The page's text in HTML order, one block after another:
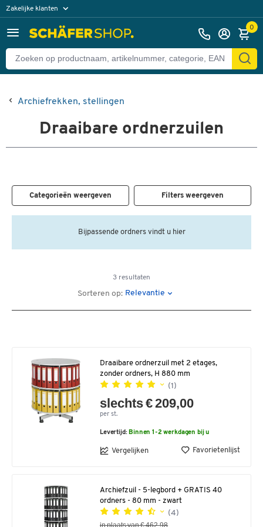
Zakelijke klanten
Particuliere klanten 0
Archiefrekken, stellingen
Draaibare ordnerzuilen
Categorieën weergeven Filters weergeven
Bijpassende ordners vindt u hier
3 resultaten
Sorteren op: Relevantie
Draaibare ordnerzuil met 2 etages,
zonder ordners, H 880 mm
(1)
slechts € 209,00
per st.
Levertijd: Binnen 1-2 werkdagen bij u
Vergelijken Favorietenlijst
Archiefzuil - 5-legbord + GRATIS 40
ordners - 80 mm - zwart
(4)
in plaats van € 462,98